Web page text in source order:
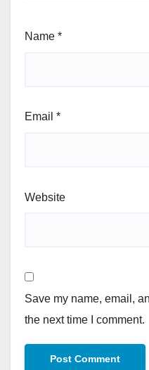
Name *
Email *
Website
Save my name, email,
the next time I comment.